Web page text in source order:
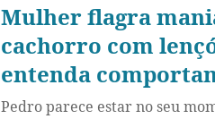
Mulher flagra
cachorro com
entenda
Pedro parece estar no seu